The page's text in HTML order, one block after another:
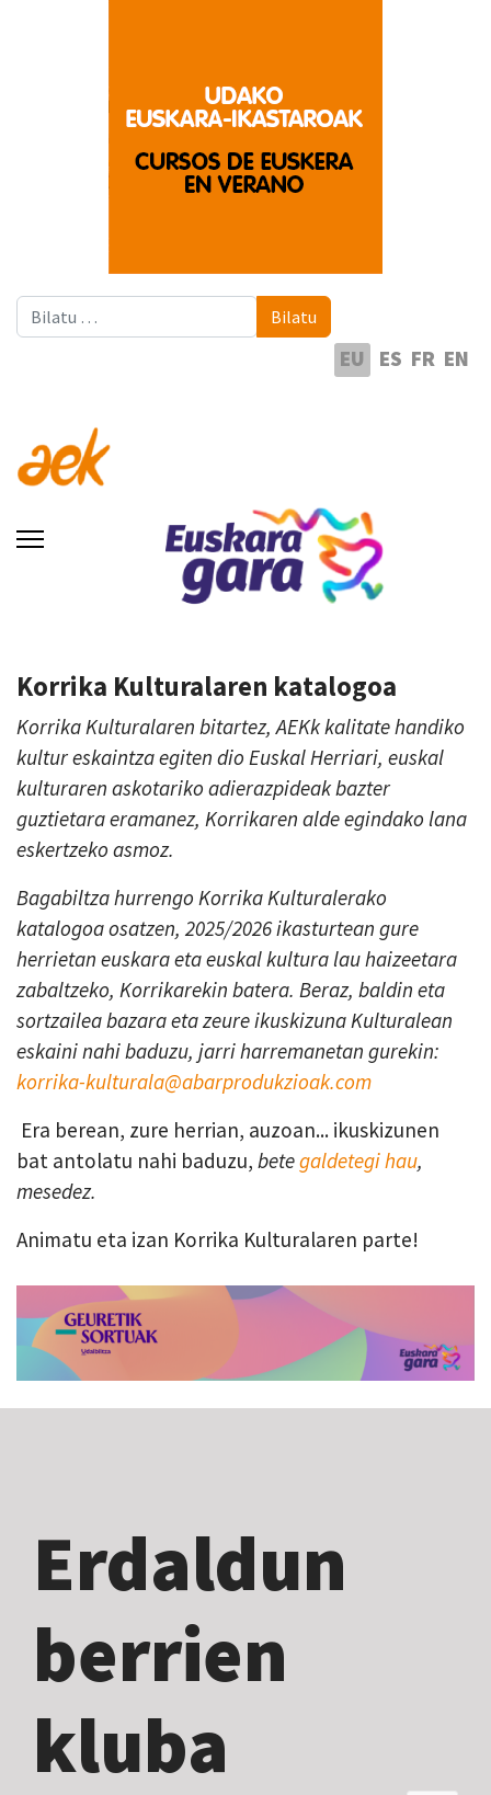
Bilatu Bilatu
EU ES FR EN
Korrika Kulturalaren katalogoa
Korrika Kulturalaren bitartez, AEKk kalitate handiko
kultur eskaintza egiten dio Euskal Herriari, euskal
kulturaren askotariko adierazpideak bazter
guztietara eramanez, Korrikaren alde egindako lana
eskertzeko asmoz.
Bagabiltza hurrengo Korrika Kulturalerako
katalogoa osatzen, 2025/2026 ikasturtean gure
herrietan euskara eta euskal kultura lau haizeetara
zabaltzeko, Korrikarekin batera. Beraz, baldin eta
sortzailea bazara eta zeure ikuskizuna Kulturalean
eskaini nahi baduzu, jarri harremanetan gurekin:
korrika-kulturala@abarprodukzioak.com
Era berean, zure herrian, auzoan... ikuskizunen
bat antolatu nahi baduzu, betegaldetegi hau,
mesedez.
Animatu eta izan Korrika Kulturalaren parte!
Erdaldun
berrien
kluba